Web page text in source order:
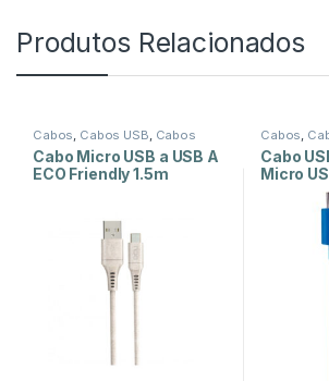
Produtos Relacionados
Cabos Cabos USB Cabos
Cabo Micro USB a USB A
ECO Friendly 1.5m
Cabos
Cabo
Micro
2mt Azul